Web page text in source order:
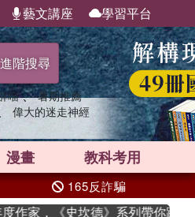
藝文講座 學習平台
進階搜尋
喵 、 暑期推薦
偉大的迷走神經
漫畫 教科考用
165反詐騙
家，《史坎德》系列帶你踏上熱